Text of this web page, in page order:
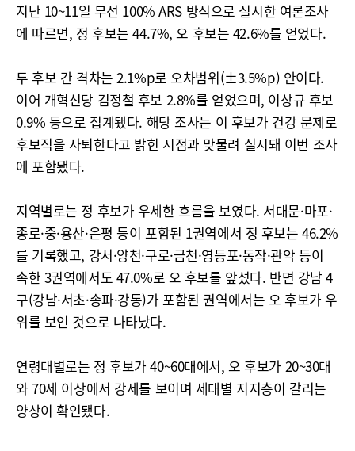
지난 10~11일 무선 100% ARS 방식으로 실시한 여론조사
에 따르면, 정 후보는 44.7%, 오 후보는 42.6%를 얻었다.
두 후보 간 격차는 2.1%p로 오차범위(±3.5%p) 안이다.
이어 개혁신당 김정철 후보 2.8%를 얻었으며, 이상규 후보
0.9% 등으로 집계됐다. 해당 조사는 이 후보가 건강 문제로
후보직을 사퇴한다고 밝힌 시점과 맞물려 실시돼 이번 조사
에 포함됐다.
지역별로는 정 후보가 우세한 흐름을 보였다. 서대문·마포·
종로·중·용산·은평 등이 포함된 1권역에서 정 후보는 46.2%
를 기록했고, 강서·양천·구로·금천·영등포·동작·관악 등이
속한 3권역에서도 47.0%로 오 후보를 앞섰다. 반면 강남 4
구(강남·서초·송파·강동)가 포함된 권역에서는 오 후보가 우
위를 보인 것으로 나타났다.
연령대별로는 정 후보가 40~60대에서, 오 후보가 20~30대
와 70세 이상에서 강세를 보이며 세대별 지지층이 갈리는
양상이 확인됐다.